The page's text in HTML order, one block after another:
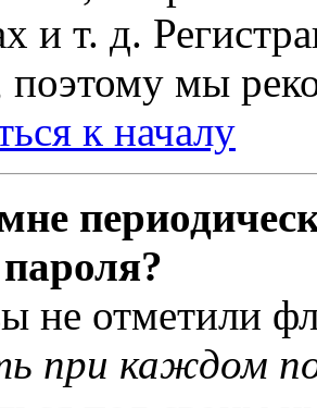
и т. д.
мы
к началу
не отметили
при каждом